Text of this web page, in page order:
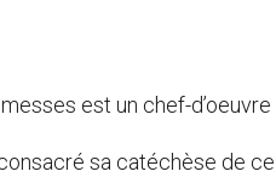
est un chef-
sa catéchèse de